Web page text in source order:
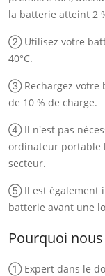
la batterie atteint 2
② Utilisez votre
40°C.
③ Rechargez votre
de 10 % de charge.
④ Il n'est pas
ordinateur portable
secteur.
⑤ Il est également
batterie avant une
Pourquoi
① Expert dans le